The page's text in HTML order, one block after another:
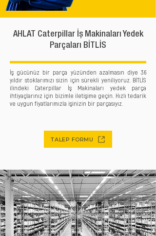
AHLAT Caterpillar İş Makinaları Yedek
Parçaları BİTLİS
İş gücünüz bir parça yüzünden azalmasın diye 36
yıldır stoklarımızı sizin için sürekli yeniliyoruz. BİTLİS
ilindeki Caterpillar İş Makinaları yedek parça
ihtiyaçlarınız için bizimle iletişime geçin. Hızlı tedarik
ve uygun fiyatlarımızla işinizin bir parçasıyız.
TALEP FORMU